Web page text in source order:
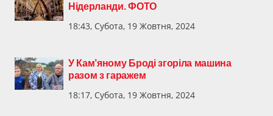
Нідерланди. ФОТО
18:43, Субота, 19 Жовтня, 2024
У Кам’яному Броді згоріла машина
разом з гаражем
18:17, Субота, 19 Жовтня, 2024